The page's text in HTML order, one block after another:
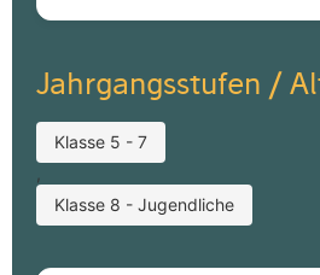
Jahrgangsstufen /
Klasse 5 - 7
Klasse 8 - Jugendliche